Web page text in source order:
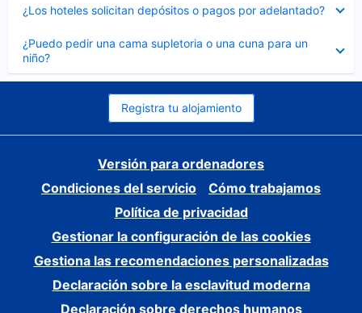
¿Los hoteles solicitan depósitos o pagos por adelantado?
cerrado
¿Puedo pedir una cama supletoria o una cuna para un
niño?
cerrado
Registra tu alojamiento
Versión para ordenadores
Condiciones del servicio
Cómo trabajamos
Política de privacidad
Gestionar la configuración de las cookies
Gestiona las recomendaciones personalizadas
Declaración sobre la esclavitud moderna
Declaración sobre derechos humanos